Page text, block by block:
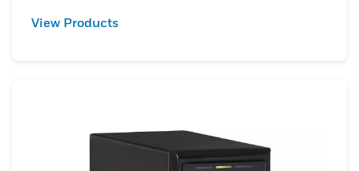
View Products